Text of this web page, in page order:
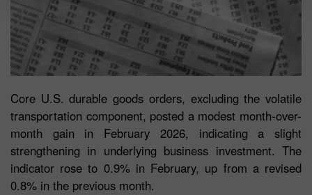
Core U.S. durable goods orders, excluding the volatile
transportation component, posted a modest month-over-
month gain in February 2026, indicating a slight
strengthening in underlying business investment. The
indicator rose to 0.9% in February, up from a revised
0.8% in the previous month.